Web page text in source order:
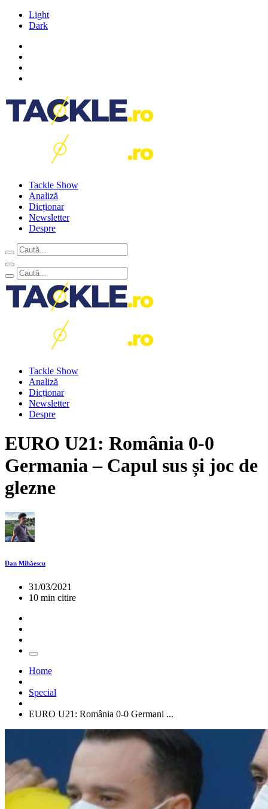
Light
Dark
Tackle Show
Analiză
Dicționar
Newsletter
Despre
Tackle Show
Analiză
Dicționar
Newsletter
Despre
EURO U21: România 0-0
Germania – Capul sus și joc de
glezne
Dan Mihăescu
31/03/2021
10 min citire
Home
Special
EURO U21: România 0-0 Germani ...